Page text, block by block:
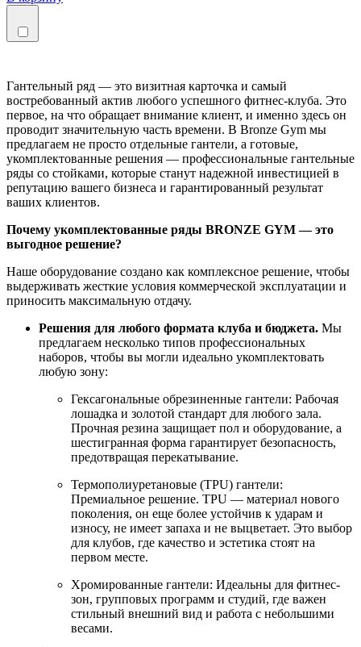
Гантельный ряд — это визитная карточка и самый
востребованный актив любого успешного фитнес-клуба. Это
первое, на что обращает внимание клиент, и именно здесь он
проводит значительную часть времени. В Bronze Gym мы
предлагаем не просто отдельные гантели, а готовые,
укомплектованные решения — профессиональные гантельные
ряды со стойками, которые станут надежной инвестицией в
репутацию вашего бизнеса и гарантированный результат
ваших клиентов.
Почему укомплектованные ряды BRONZE GYM — это
выгодное решение?
Наше оборудование создано как комплексное решение, чтобы
выдерживать жесткие условия коммерческой эксплуатации и
приносить максимальную отдачу.
Решения для любого формата клуба и бюджета. Мы
предлагаем несколько типов профессиональных
наборов, чтобы вы могли идеально укомплектовать
любую зону:
Гексагональные обрезиненные гантели: Рабочая
лошадка и золотой стандарт для любого зала.
Прочная резина защищает пол и оборудование, а
шестигранная форма гарантирует безопасность,
предотвращая перекатывание.
Термополиуретановые (TPU) гантели:
Премиальное решение. TPU — материал нового
поколения, он еще более устойчив к ударам и
износу, не имеет запаха и не выцветает. Это выбор
для клубов, где качество и эстетика стоят на
первом месте.
Хромированные гантели: Идеальны для фитнес-
зон, групповых программ и студий, где важен
стильный внешний вид и работа с небольшими
весами.